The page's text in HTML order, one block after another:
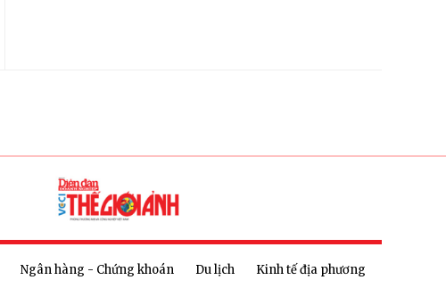
Ngân hàng - Chứng khoán Du lịch
Kinh tế địa phương